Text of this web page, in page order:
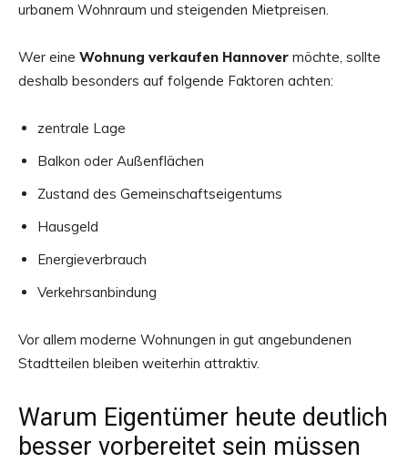
urbanem Wohnraum und steigenden Mietpreisen.
Wer eine Wohnung verkaufen Hannover möchte, sollte
deshalb besonders auf folgende Faktoren achten:
zentrale Lage
Balkon oder Außenflächen
Zustand des Gemeinschaftseigentums
Hausgeld
Energieverbrauch
Verkehrsanbindung
Vor allem moderne Wohnungen in gut angebundenen
Stadtteilen bleiben weiterhin attraktiv.
Warum Eigentümer heute deutlich
besser vorbereitet sein müssen